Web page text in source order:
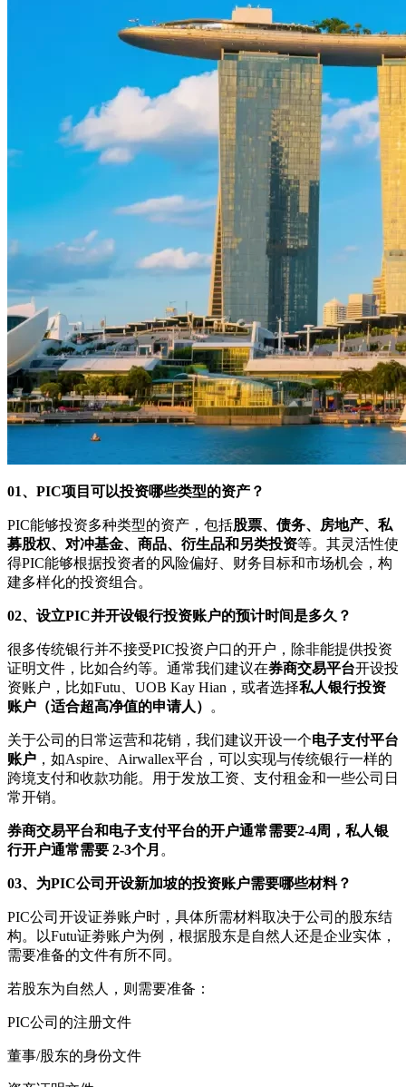
01、 PIC项目可以投资哪些类型的资产？
PIC能够投资多种类型的资产，包括股票、债务、房地产、私
募股权、对冲基金、商品、衍生品和另类投资等。其灵活性使
得PIC能够根据投资者的风险偏好、财务目标和市场机会，构
建多样化的投资组合。
02、 设立PIC并开设银行投资账户的预计时间是多久？
很多传统银行并不接受PIC投资户口的开户，除非能提供投资
证明文件，比如合约等。通常我们建议在券商交易平台开设投
资账户，比如Futu、UOB Kay Hian，或者选择私人银行投资
账户 （适合超高净值的申请人） 。
关于公司的日常运营和花销，我们建议开设一个电子支付平台
账户 ，如Aspire、 Airwallex平台，可以实现与传统银行一样的
跨境支付和收款功能。用于发放工资、支付租金和一些公司日
常开销。
券商交易平台和电子支付平台的开户通常需要2-4周，私人银
行开户通常需要 2-3个月 。
03、 为PIC公司开设新加坡的投资账户需要哪些材料？
PIC公司开设证券账户时，具体所需材料取决于公司的股东结
构。以Futu证劵账户为例，根据股东是自然人还是企业实体，
需要准备的文件有所不同。
若股东为自然人，则需要准备：
PIC公司的注册文件
董事/股东的身份文件